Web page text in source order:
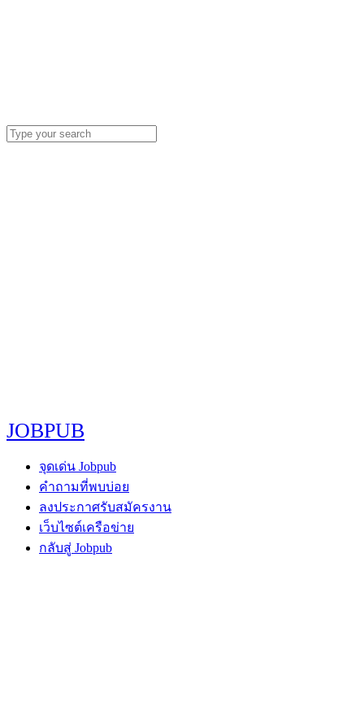
JOBPUB
จุดเด่น Jobpub
คำถามที่พบบ่อย
ลงประกาศรับสมัครงาน
เว็บไซต์เครือข่าย
กลับสู่ Jobpub